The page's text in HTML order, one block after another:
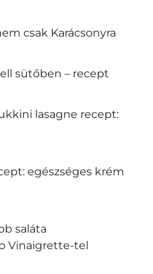
csak Karácsonyra
sütőben – recept
lasagne recept:
egészséges krém
saláta
Vinaigrette-tel